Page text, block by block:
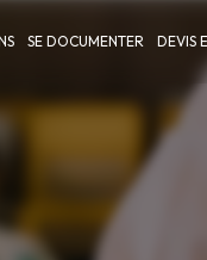
SE DOCUMENTER DEVIS